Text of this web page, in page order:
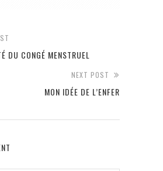
DU CONGÉ MENSTRUEL
NEXT POST
MON IDÉE DE L’ENFER